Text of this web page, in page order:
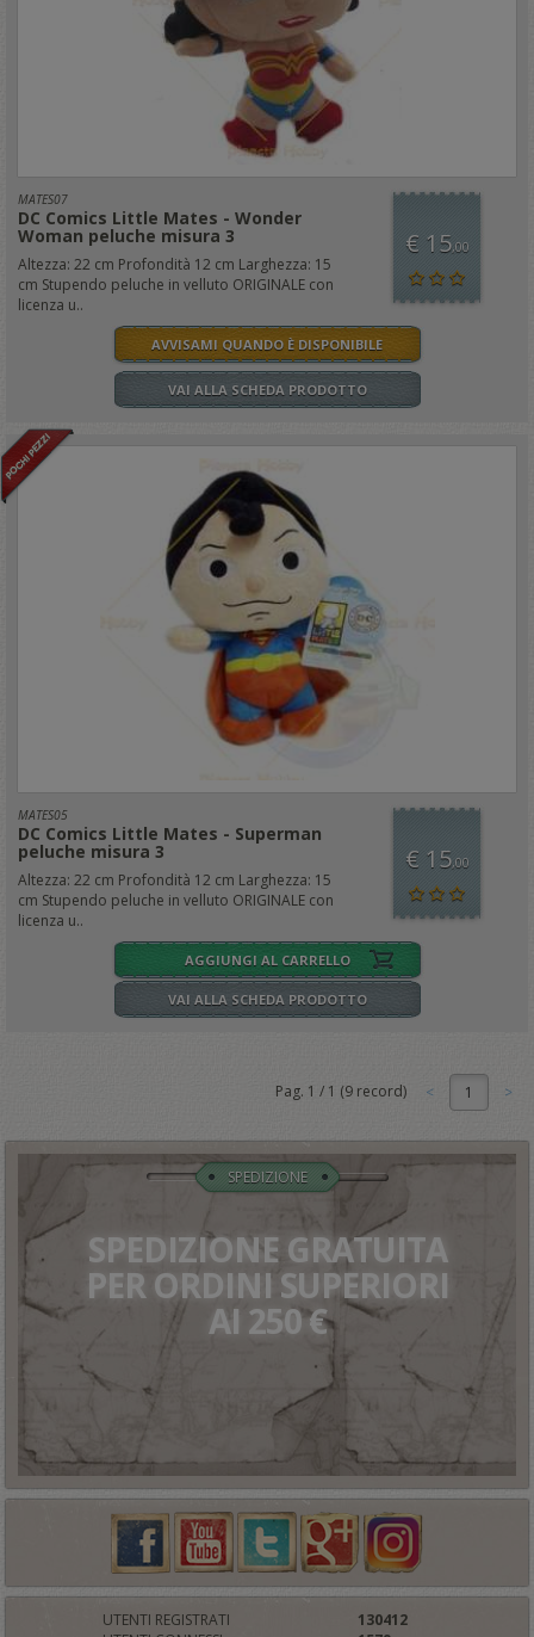
MATES07
DC Comics Little Mates - Wonder
Woman peluche misura 3
Altezza: 22 cm Profondità 12 cm Larghezza: 15
cm Stupendo peluche in velluto ORIGINALE con
licenza u..
€ 15,00
AVVISAMI QUANDO È DISPONIBILE
VAI ALLA SCHEDA PRODOTTO
MATES05
DC Comics Little Mates - Superman
peluche misura 3
Altezza: 22 cm Profondità 12 cm Larghezza: 15
cm Stupendo peluche in velluto ORIGINALE con
licenza u..
€ 15,00
AGGIUNGI AL CARRELLO
VAI ALLA SCHEDA PRODOTTO
Pag. 1 / 1 (9 record) 1
SPEDIZIONE
SPEDIZIONE GRATUITA
PER ORDINI SUPERIORI
AI 250 €
UTENTI REGISTRATI
130412